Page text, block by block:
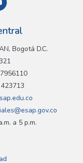
Bogotá D.C.
a 5 p.m.